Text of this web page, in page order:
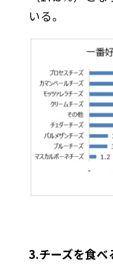
いる。
3.チーズを食べ